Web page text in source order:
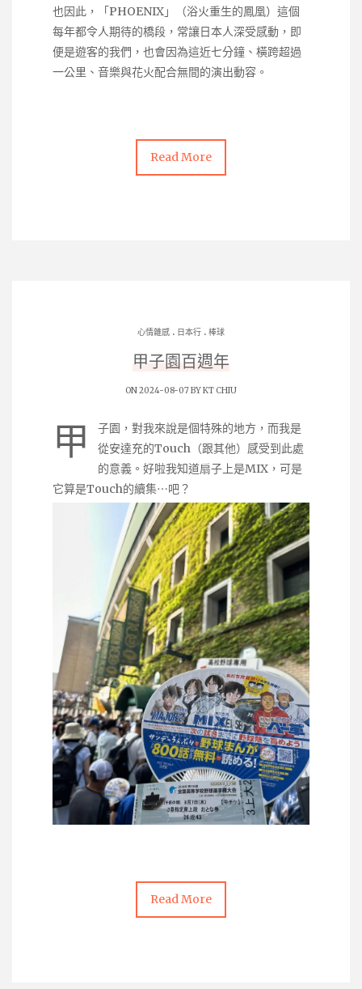
也因此，「PHOENIX」（浴火重生的鳳凰）這個
每年都令人期待的橋段，常讓日本人深受感動，即
便是遊客的我們，也會因為這近七分鐘、橫跨超過
一公里、音樂與花火配合無間的演出動容。
Read More
心情雜感 . 日本行 . 棒球
甲子園百週年
ON 2024-08-07 BYKT CHIU
甲
子園，對我來說是個特殊的地方，而我是
從安達充的Touch（跟其他）感受到此處
的意義。好啦我知道扇子上是MIX，可是
它算是Touch的續集⋯吧？
Read More